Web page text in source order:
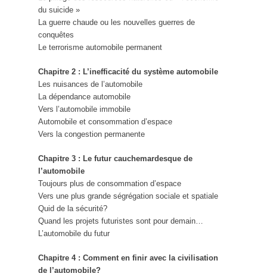
du suicide »
La guerre chaude ou les nouvelles guerres de
conquêtes
Le terrorisme automobile permanent
Chapitre 2 : L’inefficacité du système automobile
Les nuisances de l’automobile
La dépendance automobile
Vers l’automobile immobile
Automobile et consommation d’espace
Vers la congestion permanente
Chapitre 3 : Le futur cauchemardesque de
l’automobile
Toujours plus de consommation d’espace
Vers une plus grande ségrégation sociale et spatiale
Quid de la sécurité?
Quand les projets futuristes sont pour demain…
L’automobile du futur
Chapitre 4 : Comment en finir avec la civilisation
de l’automobile?